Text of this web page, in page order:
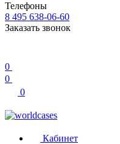
Телефоны
8 495 638-06-60
Заказать звонок
0
0
0
Кабинет